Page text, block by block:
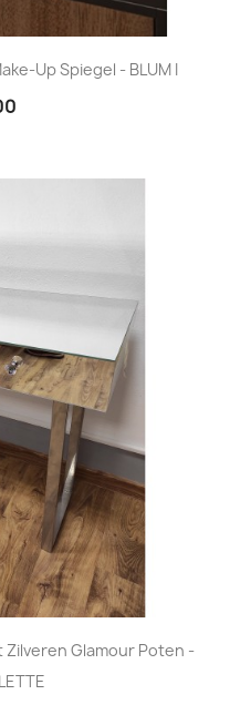
Up Spiegel - BLUM I
Glamour Poten -